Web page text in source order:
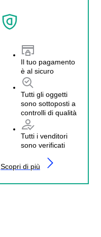
Il tuo pagamento
è al sicuro
Tutti gli oggetti
sono sottoposti a
controlli di qualità
Tutti i venditori
sono verificati
Scopri di più